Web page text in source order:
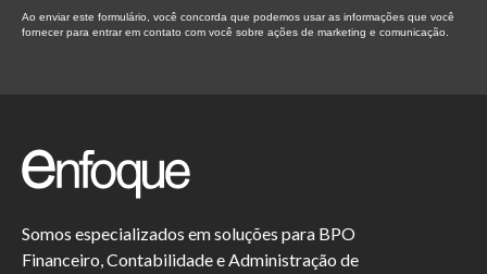
Ao enviar este formulário, você concorda que podemos usar as informações que você
fornecer para entrar em contato com você sobre ações de marketing e comunicação.
Somos especializados em soluções para BPO
Financeiro, Contabilidade e Administração de